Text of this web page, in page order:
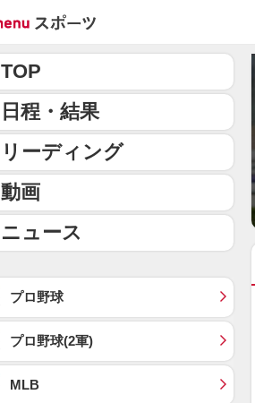
TOP
日程・結果
リーディング
動画
ニュース
プロ野球
プロ野球(2軍)
MLB